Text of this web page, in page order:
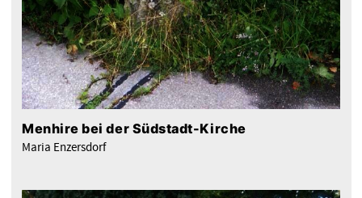
Menhire bei der Südstadt-Kirche
Maria Enzersdorf